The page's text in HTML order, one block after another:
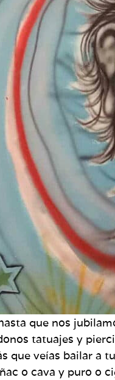
que nos
tatuajes y
que veías bailar a
o cava y puro o